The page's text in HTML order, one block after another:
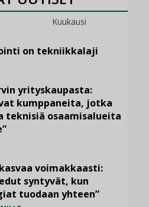
Kuukausi
on tekniikkalaji
yrityskaupasta:
kumppaneita, jotka
teknisiä osaamisalueita
voimakkaasti:
syntyvät, kun
tuodaan yhteen”